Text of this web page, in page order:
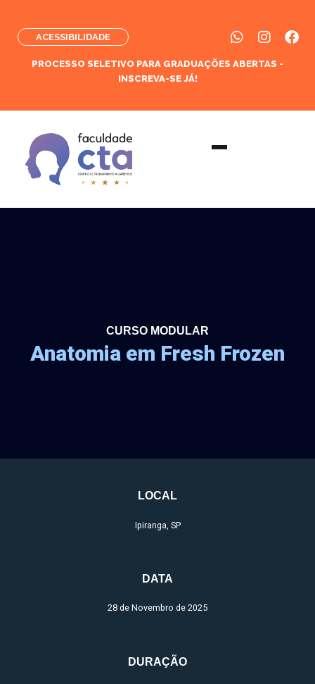
ACESSIBILIDADE
PROCESSO SELETIVO PARA GRADUAÇÕES ABERTAS -
INSCREVA-SE JÁ!
CURSO MODULAR
Anatomia em Fresh Frozen
LOCAL
Ipiranga, SP
DATA
28 de Novembro de 2025
DURAÇÃO